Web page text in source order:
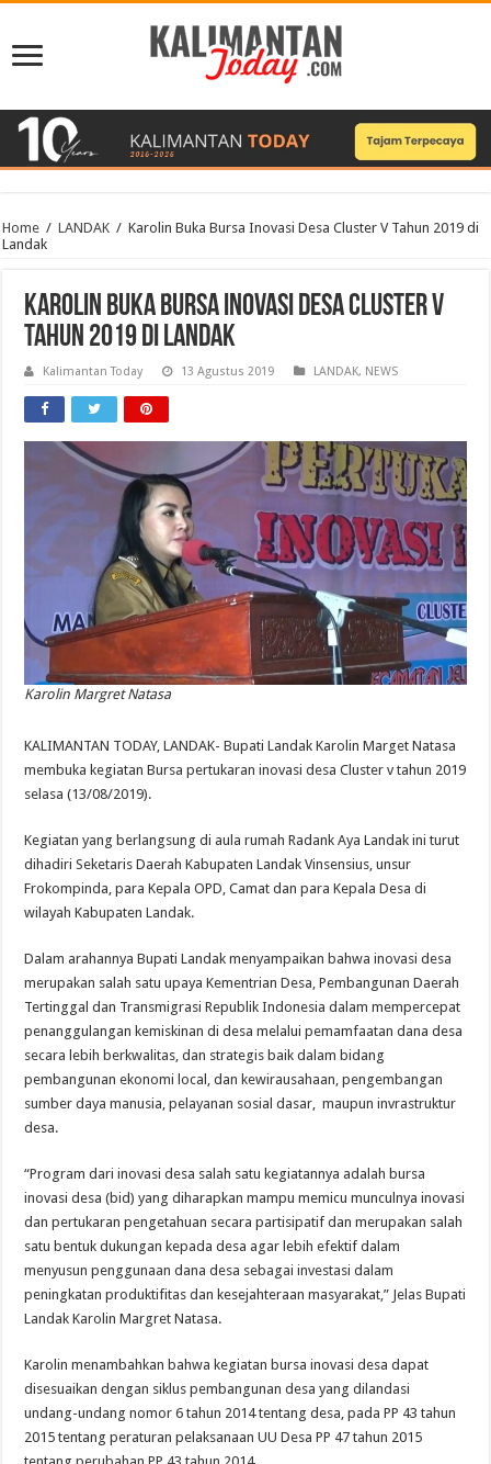
Home / LANDAK / Karolin Buka Bursa Inovasi Desa Cluster V Tahun 2019 di
Landak
Karolin Buka Bursa Inovasi Desa Cluster V
Tahun 2019 di Landak
Kalimantan Today 13 Agustus 2019 LANDAK, NEWS
Karolin Margret Natasa
KALIMANTAN TODAY, LANDAK- Bupati Landak Karolin Marget Natasa
membuka kegiatan Bursa pertukaran inovasi desa Cluster v tahun 2019
selasa (13/08/2019).
Kegiatan yang berlangsung di aula rumah Radank Aya Landak ini turut
dihadiri Seketaris Daerah Kabupaten Landak Vinsensius, unsur
Frokompinda, para Kepala OPD, Camat dan para Kepala Desa di
wilayah Kabupaten Landak.
Dalam arahannya Bupati Landak menyampaikan bahwa inovasi desa
merupakan salah satu upaya Kementrian Desa, Pembangunan Daerah
Tertinggal dan Transmigrasi Republik Indonesia dalam mempercepat
penanggulangan kemiskinan di desa melalui pemamfaatan dana desa
secara lebih berkwalitas, dan strategis baik dalam bidang
pembangunan ekonomi local, dan kewirausahaan, pengembangan
sumber daya manusia, pelayanan sosial dasar, maupun invrastruktur
desa.
“Program dari inovasi desa salah satu kegiatannya adalah bursa
inovasi desa (bid) yang diharapkan mampu memicu munculnya inovasi
dan pertukaran pengetahuan secara partisipatif dan merupakan salah
satu bentuk dukungan kepada desa agar lebih efektif dalam
menyusun penggunaan dana desa sebagai investasi dalam
peningkatan produktifitas dan kesejahteraan masyarakat,” Jelas Bupati
Landak Karolin Margret Natasa.
Karolin menambahkan bahwa kegiatan bursa inovasi desa dapat
disesuaikan dengan siklus pembangunan desa yang dilandasi
undang-undang nomor 6 tahun 2014 tentang desa, pada PP 43 tahun
2015 tentang peraturan pelaksanaan UU Desa PP 47 tahun 2015